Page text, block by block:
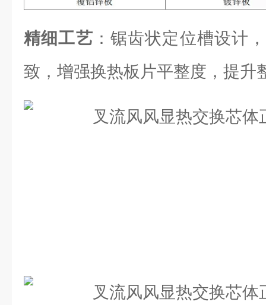
精细工艺 ：锯齿状定位槽设计
致，增强换热板片平整度，提升